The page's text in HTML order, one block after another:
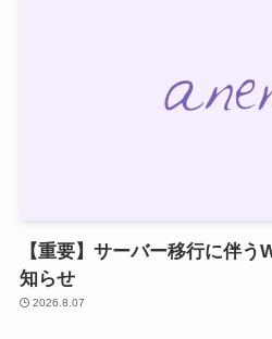
【重要】サーバー移行に伴
知らせ
2026.8.07